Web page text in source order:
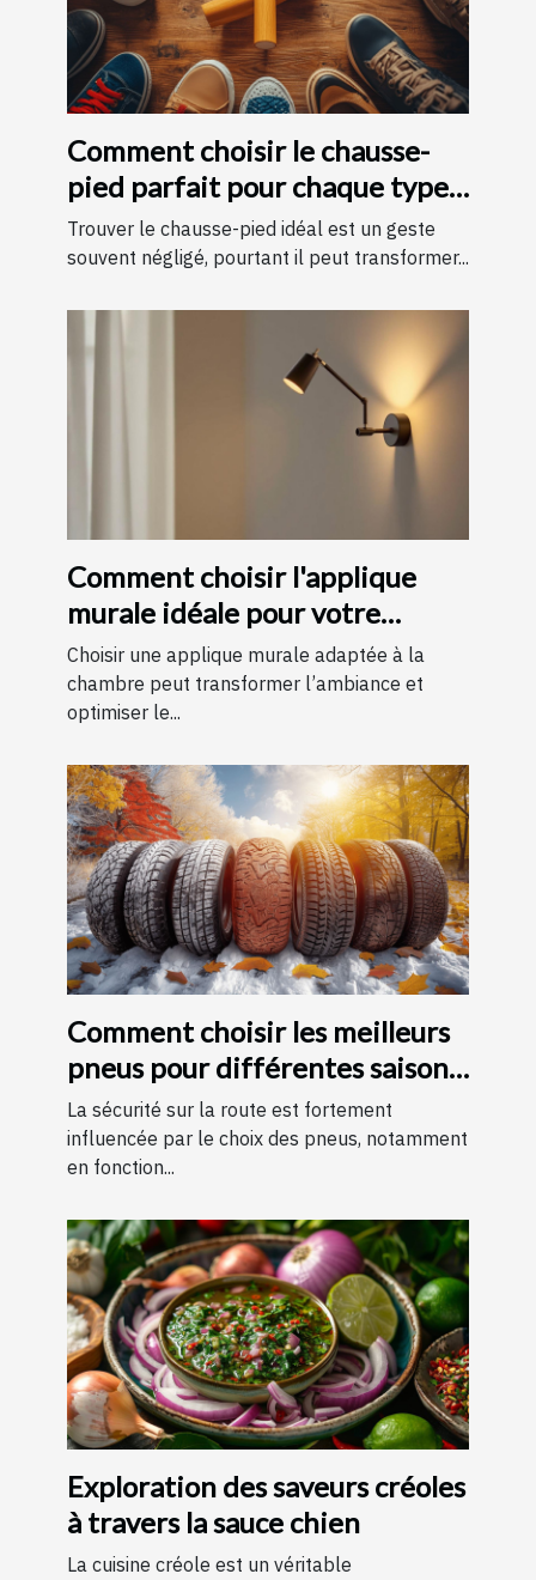
Comment choisir le chausse-
pied parfait pour chaque type
de chaussure
Trouver le chausse-pied idéal est un geste
souvent négligé, pourtant il peut transformer...
Comment choisir l'applique
murale idéale pour votre
chambre
Choisir une applique murale adaptée à la
chambre peut transformer l’ambiance et
optimiser le...
Comment choisir les meilleurs
pneus pour différentes saisons
?
La sécurité sur la route est fortement
influencée par le choix des pneus, notamment
en fonction...
Exploration des saveurs créoles
à travers la sauce chien
La cuisine créole est un véritable